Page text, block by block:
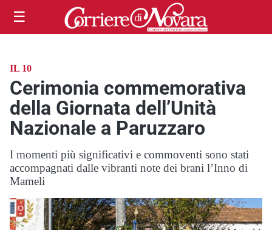
☰
IL 10
Cerimonia commemorativa
della Giornata dell’Unità
Nazionale a Paruzzaro
I momenti più significativi e commoventi sono stati
accompagnati dalle vibranti note dei brani l’Inno di
Mameli